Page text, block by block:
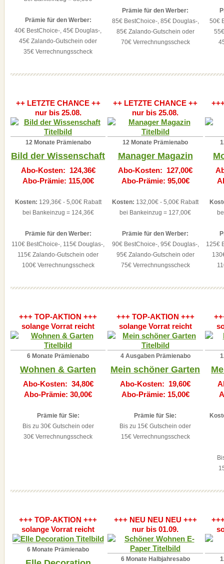
Prämie für den Werber:
40€ BestChoice-, 45€ Douglas-,
45€ Zalando-Gutschein oder
35€ Verrechnungsscheck
Prämie für den Werber:
85€ BestChoice-, 85€ Douglas-,
85€ Zalando-Gutschein oder
70€ Verrechnungsscheck
50€
++ LETZTE CHANCE ++
nur bis 25.08.
12 Monate Prämienabo
Bild der Wissenschaft
Abo-Kosten: 124,36€
Abo-Prämie: 115,00€
Kosten: 129,36€ - 5,00€ Rabatt
bei Bankeinzug = 124,36€
Prämie für den Werber:
110€ BestChoice-, 115€ Douglas-,
115€ Zalando-Gutschein oder
100€ Verrechnungsscheck
++ LETZTE CHANCE ++
nur bis 25.08.
12 Monate Prämienabo
Manager Magazin
Abo-Kosten: 127,00€
Abo-Prämie: 95,00€
Kosten: 132,00€ - 5,00€ Rabatt
bei Bankeinzug = 127,00€
Prämie für den Werber:
90€ BestChoice-, 95€ Douglas-,
95€ Zalando-Gutschein oder
75€ Verrechnungsscheck
125€
+++ TOP-AKTION +++
solange Vorrat reicht
6 Monate Prämienabo
Wohnen & Garten
Abo-Kosten: 34,80€
Abo-Prämie: 30,00€
Prämie für Sie:
Bis zu 30€ Gutschein oder
30€ Verrechnungsscheck
+++ TOP-AKTION +++
solange Vorrat reicht
4 Ausgaben Prämienabo
Mein schöner Garten
Abo-Kosten: 19,60€
Abo-Prämie: 15,00€
Prämie für Sie:
Bis zu 15€ Gutschein oder
15€ Verrechnungsscheck
+++ TOP-AKTION +++
solange Vorrat reicht
6 Monate Prämienabo
+++ NEU NEU NEU +++
nur bis 01.09.
6 Monate Halbjahresabo